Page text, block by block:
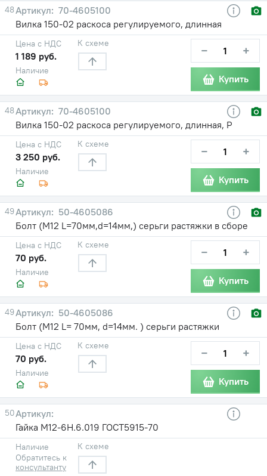
48
70-4605100
Вилка 150-02 раскоса регулируемого, длинная
Наличие
Цена с НДС
1 189 руб.
К схеме − +
Купить
48
70-4605100
Вилка 150-02 раскоса регулируемого, длинная, Р
Наличие
Цена с НДС
3 250 руб.
К схеме − +
Купить
49
50-4605086
Болт (М12 L=70мм,d=14мм,) серьги растяжки в сборе
Наличие
Цена с НДС
70 руб.
К схеме − +
Купить
49
50-4605086
Болт (М12 L= 70мм, d=14мм. ) серьги растяжки
Наличие
Цена с НДС
70 руб.
К схеме − +
Купить
50
Гайка М12-6Н.6.019 ГОСТ5915-70
Наличие
Обратитесь к
консультанту
К схеме